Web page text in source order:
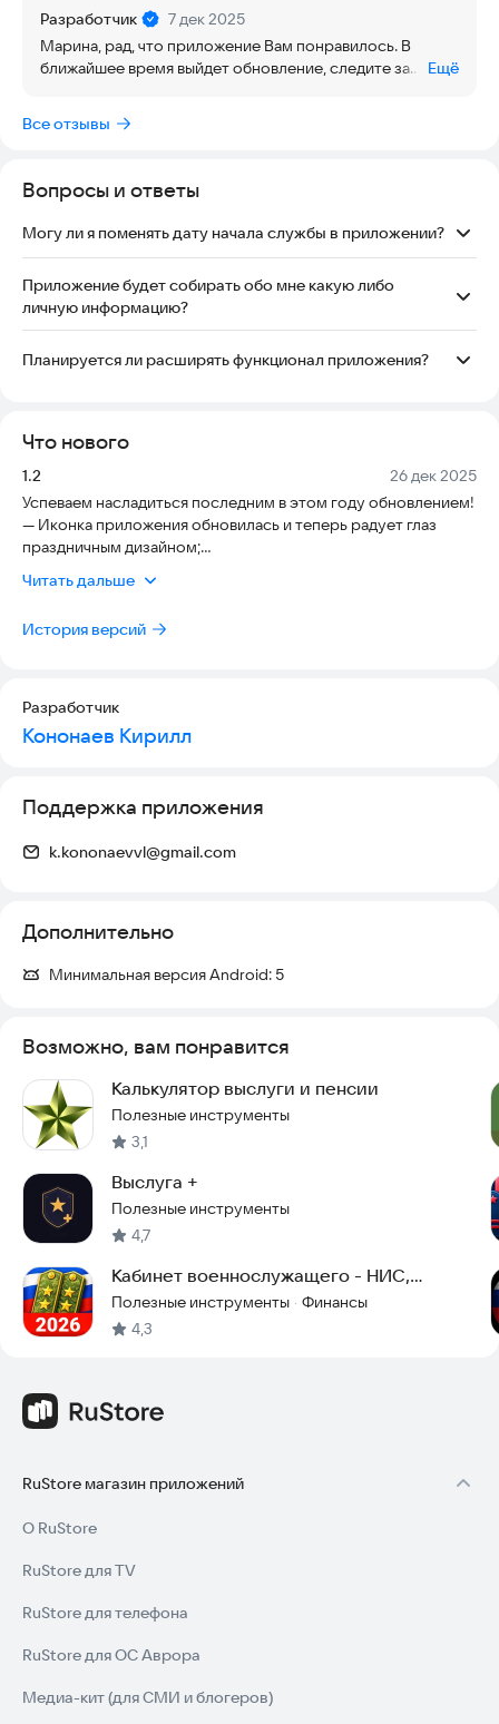
фреймворка Jetpack Compose, обеспечивая плавный и
интуитивно понятный интерфейс.
Разработчик
7 дек 2025
Марина, рад, что приложение Вам понравилось. В
ближайшее время выйдет обновление, следите за
Ещё
Все отзывы
Вопросы и ответы
Могу ли я поменять дату начала службы в приложении?
Да, вы можете это сделать в любой момент. Срок службы
пересчитается автоматически.
Приложение будет собирать обо мне какую либо
личную информацию?
Нет, приложение не собирает личную информацию (такую
как ФИО, возраст, номер телефона и т.д).
Планируется ли расширять функционал приложения?
Что нового
Версия:
1.2 Дата:
26 дек 2025
Успеваем насладиться последним в этом году обновлением!
— Иконка приложения обновилась и теперь радует глаз
праздничным дизайном;
чище и приятнее;
Планировщик. Отмечайте смены, планируйте отпуск,
— Исправлена ошибка в настройке отображения выслуги лет
— теперь формат отображения сохраняется корректно и
всегда под рукой.
использовании. Также внесены другие минорные улучшения
Читать дальше
История версий
Разработчик
Кононаев Кирилл
Поддержка приложения
k.kononaevvl@gmail.com
Дополнительно
Минимальная версия Android: 5
Возможно, вам понравится
Калькулятор выслуги и пенсии
Полезные инструменты
3,1
Выслуга +
Полезные инструменты
4,7
Кабинет военнослужащего - НИС,
выплаты, ДД, пенсия
Полезные инструменты · Финансы
4,3
RuStore магазин приложений
О RuStore
RuStore для TV
RuStore для телефона
RuStore для ОС Аврора
Медиа-кит (для СМИ и блогеров)